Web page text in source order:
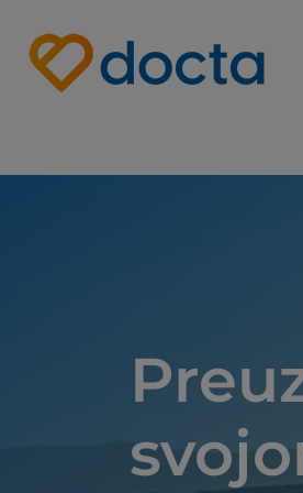
Site Logo